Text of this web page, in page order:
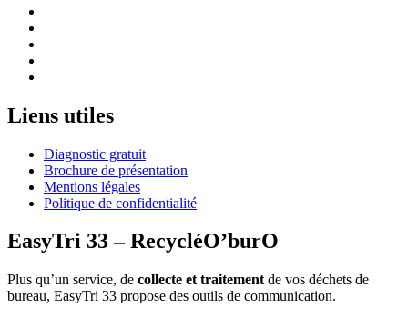
Liens utiles
Diagnostic gratuit
Brochure de présentation
Mentions légales
Politique de confidentialité
EasyTri 33 – RecycléO’burO
Plus qu’un service, de collecte et traitement de vos déchets de
bureau, EasyTri 33 propose des outils de communication.